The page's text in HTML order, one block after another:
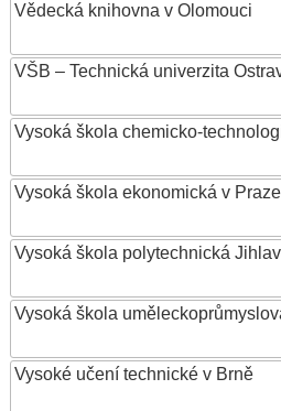
Vědecká knihovna v Olomouci
VŠB – Technická univerzita
Vysoká škola chemicko-
Vysoká škola ekonomická v Praze
Vysoká škola polytechnická
Vysoká škola
Vysoké učení technické v Brně